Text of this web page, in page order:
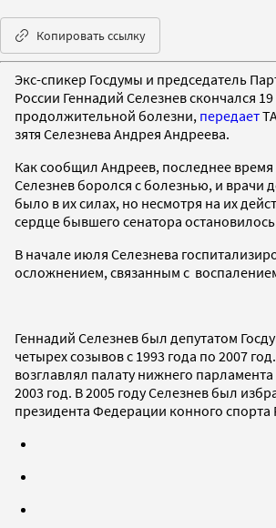
Копировать ссылку
Экс-спикер Госдумы и председатель
России Геннадий Селезнев скончался
продолжительной болезни, передает
зятя Селезнева Андрея Андреева.
Как сообщил Андреев, последнее время
Селезнев боролся с болезнью, и врачи
было в их силах, но несмотря на их
сердце бывшего сенатора
В начале июля Селезнева
осложнением, связанным с
Геннадий Селезнев был депутатом
четырех созывов с 1993 года по 2007
возглавлял палату нижнего парламента
2003 год. В 2005 году Селезнев был
президента Федерации конного спорта